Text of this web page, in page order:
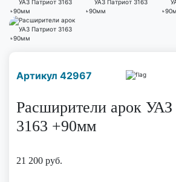
Артикул 42967
Расширители арок УАЗ
3163 +90мм
21 200 руб.